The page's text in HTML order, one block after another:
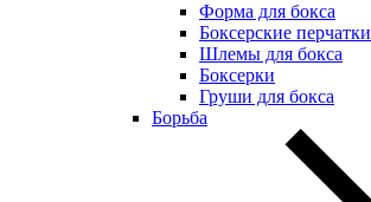
Форма для бокса
Боксерские перчатки
Шлемы для бокса
Боксерки
Груши для бокса
Борьба